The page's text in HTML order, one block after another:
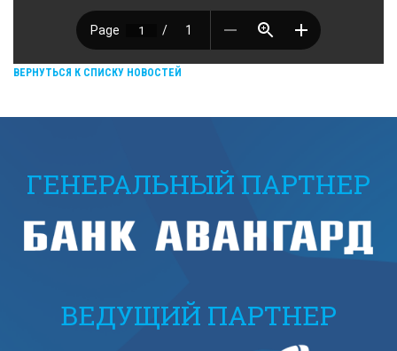
ВЕРНУТЬСЯ К СПИСКУ НОВОСТЕЙ
ГЕНЕРАЛЬНЫЙ ПАРТНЕР
ВЕДУЩИЙ ПАРТНЕР